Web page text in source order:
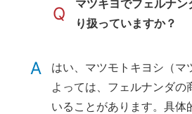
Q
マツキヨでフェルナン
り扱っていますか？
A
はい、マツモトキヨシ（マ
よっては、フェルナンダの
いることがあります。具体